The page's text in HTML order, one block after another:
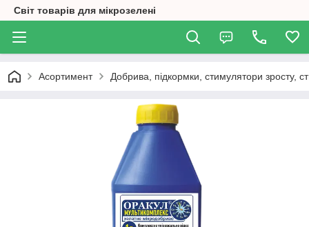
Світ товарів для мікрозелені
Асортимент Добрива, підкормки, стимулятори зросту,